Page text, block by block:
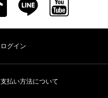
ログイン
支払い方法について